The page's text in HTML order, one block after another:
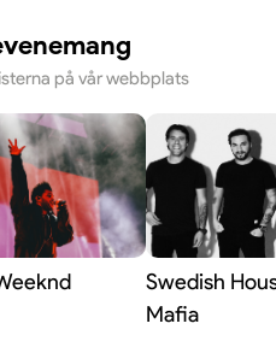
på vår webbplats
Swedish
Mafia